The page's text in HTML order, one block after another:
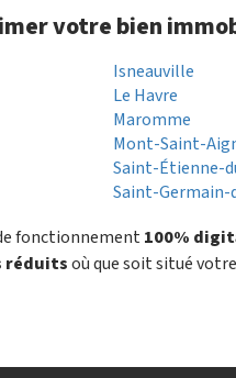
votre bien
Isneauville
Le Havre
Maromme
Mont-Saint-
Saint-Étienne-
Saint-Germain-
fonctionnement 100%
réduitsoù que soit situé